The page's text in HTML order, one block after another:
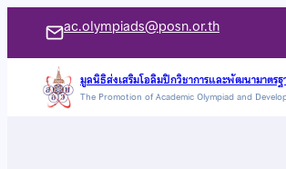
เนื้อหา
ac.olympiads@posn.or.th
มูลนิธิส่งเสริมโอลิมปิกวิชาการและพัฒนามาตร
The Promotion of Academic Olympiad and